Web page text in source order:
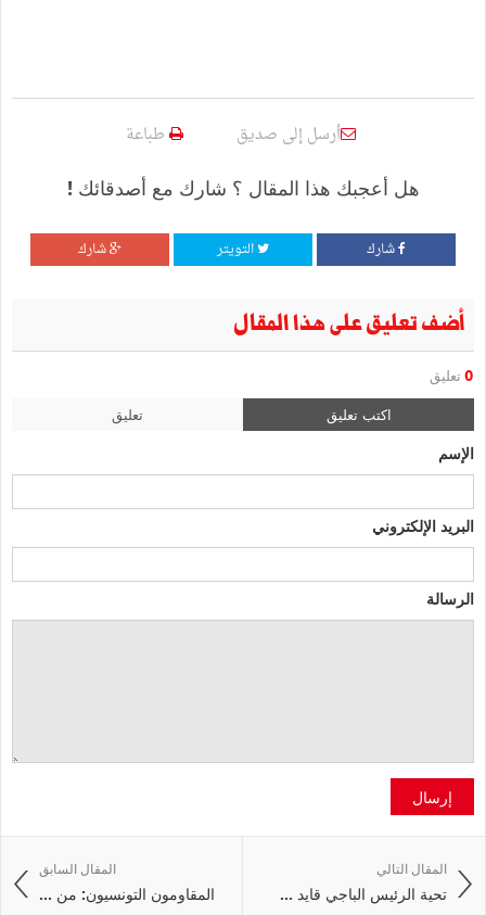
أرسل إلى صديق طباعة
هل أعجبك هذا المقال ؟ شارك مع أصدقائك !
شارك التويتر شارك
أضف تعليق على هذا المقال
0 تعليق
اكتب تعليق تعليق
الإسم
البريد الإلكتروني
الرسالة
إرسال
المقال السابق
المقاومون التونسيون: من ...
المقال التالي
تحية الرئيس الباجي قايد ...